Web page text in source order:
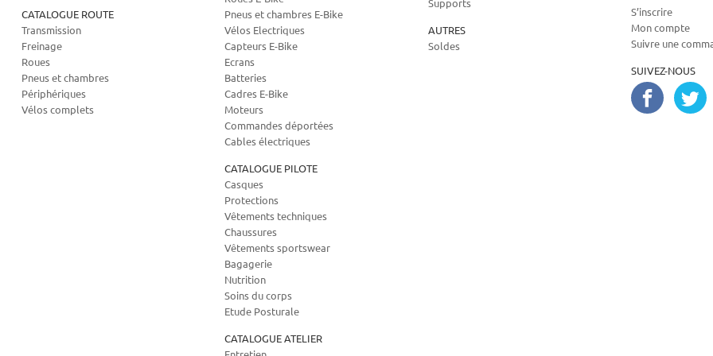
CATALOGUE ROUTE
Transmission
Freinage
Roues
Pneus et chambres
Périphériques
Vélos complets
Pneus et chambres E-Bike
Vélos Electriques
Capteurs E-Bike
Ecrans
Batteries
Cadres E-Bike
Moteurs
Commandes déportées
Cables électriques
CATALOGUE PILOTE
Casques
Protections
Vêtements techniques
Chaussures
Vêtements sportswear
Bagagerie
Nutrition
Soins du corps
Etude Posturale
CATALOGUE ATELIER
Supports
AUTRES
Soldes
S’inscrire
Mon compte
Suivre une
SUIVEZ-NOUS